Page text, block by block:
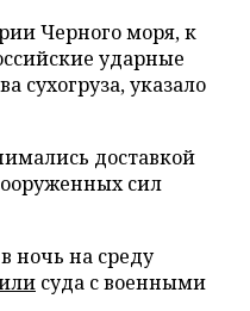
Черного моря, к
ударные
сухогруза, указало
доставкой
сил
ночь на среду
суда с военными